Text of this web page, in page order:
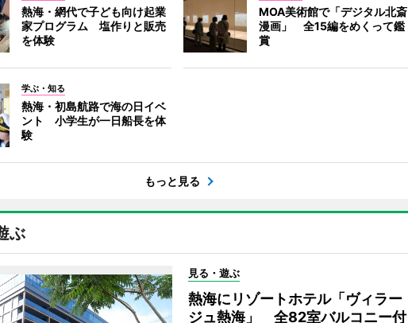
熱海・網代で子ども向け起業
家プログラム 塩作りと販売
を体験
MOA美術館で「デジタル北斎
漫画」 全15編をめくって鑑
賞
学ぶ・知る
熱海・初島航路で海の日イベ
ント 小学生が一日船長を体
験
もっと見る
ぶ
見る・遊ぶ
熱海にリゾートホテル「ヴィラー
ジュ熱海」 全82室バルコニー付